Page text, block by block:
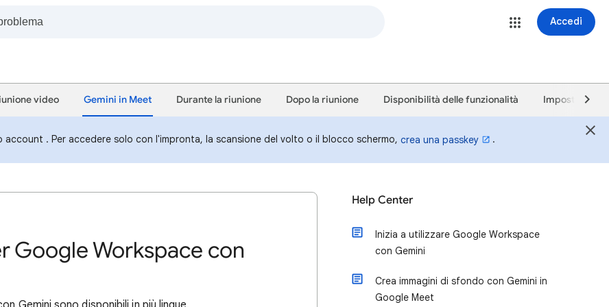
Accedi
video Gemini in Meet Durante la riunione Dopo la riunione Disponibilità delle funzionalità Impostazioni
. Per accedere solo con l'impronta, la scansione del volto o il blocco schermo, crea una passkey .
Google Workspace con
Help Center
Inizia a utilizzare Google Workspace
con Gemini
Crea immagini di sfondo con Gemini in
Google Meet